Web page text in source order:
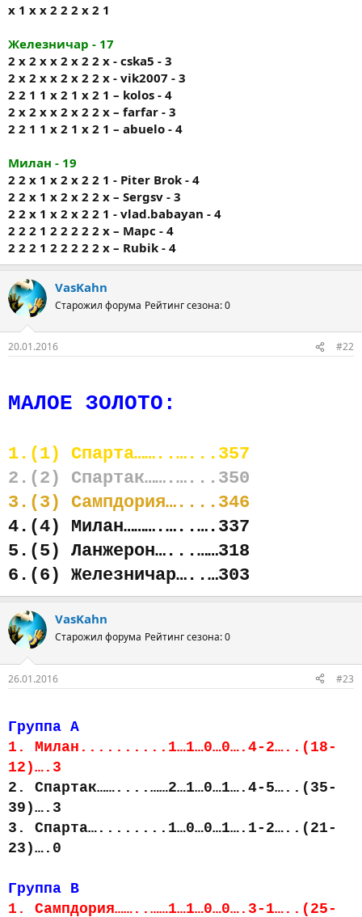
х 1 х х 2 2 2 х 2 1
Железничар - 17
2 x 2 x x 2 x 2 2 x - cska5 - 3
2 x 2 x x 2 x 2 2 x - vik2007 - 3
2 2 1 1 x 2 1 x 2 1 – kolos - 4
2 x 2 x x 2 x 2 2 x – farfar - 3
2 2 1 1 x 2 1 x 2 1 – abuelo - 4
Милан - 19
2 2 х 1 х 2 х 2 2 1 - Piter Brok - 4
2 2 х 1 х 2 х 2 2 х – Sergsv - 3
2 2 х 1 х 2 х 2 2 1 - vlad.babayan - 4
2 2 2 1 2 2 2 2 2 х – Марс - 4
2 2 2 1 2 2 2 2 2 х – Rubik - 4
VasKahn
Старожил форума Рейтинг сезона: 0
20.01.2016 #22
МАЛОЕ ЗОЛОТО:
1.(1) Спарта……..…...357
2.(2) Спартак…….…...350
3.(3) Сампдория…....346
4.(4) Милан……….…..….337
5.(5) Ланжерон…...……318
6.(6) Железничар…..…303
VasKahn
Старожил форума Рейтинг сезона: 0
26.01.2016 #23
Группа А
1. Милан..........1…1…0…0….4-2…..(18-
12)….3
2. Спартак……....……2…1…0…1….4-5…..(35-
39)….3
3. Спарта…........1…0…0…1….1-2…..(21-
23)….0
Группа В
1. Сампдория……..……1…1…0…0….3-1…..(25-